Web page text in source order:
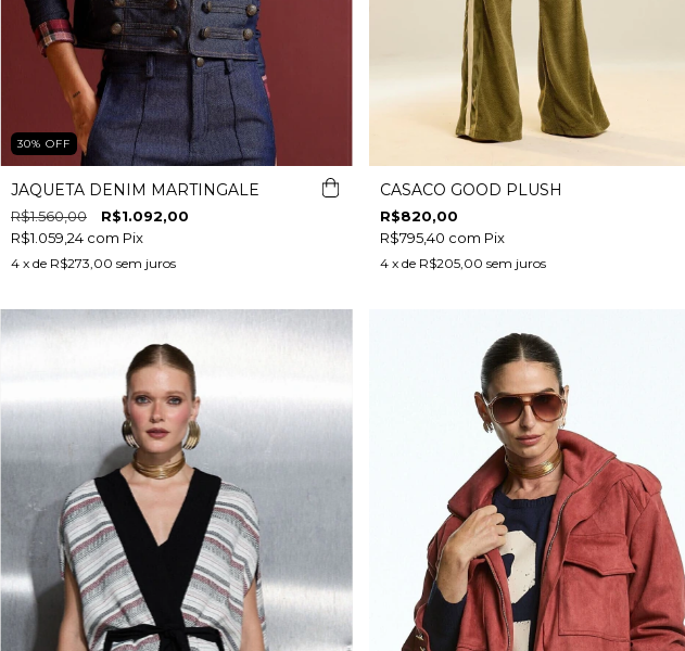
30% OFF
JAQUETA DENIM MARTINGALE
R$1.560,00
R$1.092,00
R$1.059,24 com Pix
4 x de R$273,00 sem juros
CASACO GOOD PLUSH
R$820,00
R$795,40 com Pix
4 x de R$205,00 sem juros